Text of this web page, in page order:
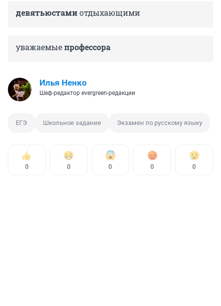
девятьюстамиотдыхающими
уважаемыепрофессора
Илья Ненко
Шеф-редактор evergreen-редакции
ЕГЭ Школьное задание Экзамен по русскому языку
0 0 0 0 0